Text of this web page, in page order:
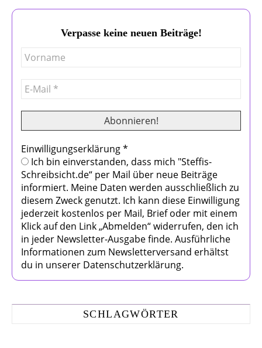
Verpasse keine neuen Beiträge!
Einwilligungserklärung*
Ich bin einverstanden, dass mich "Steffis-
Schreibsicht.de“ per Mail über neue Beiträge
informiert. Meine Daten werden ausschließlich zu
diesem Zweck genutzt. Ich kann diese Einwilligung
jederzeit kostenlos per Mail, Brief oder mit einem
Klick auf den Link „Abmelden“ widerrufen, den ich
in jeder Newsletter-Ausgabe finde. Ausführliche
Informationen zum Newsletterversand erhältst
du in unserer Datenschutzerklärung.
SCHLAGWÖRTER